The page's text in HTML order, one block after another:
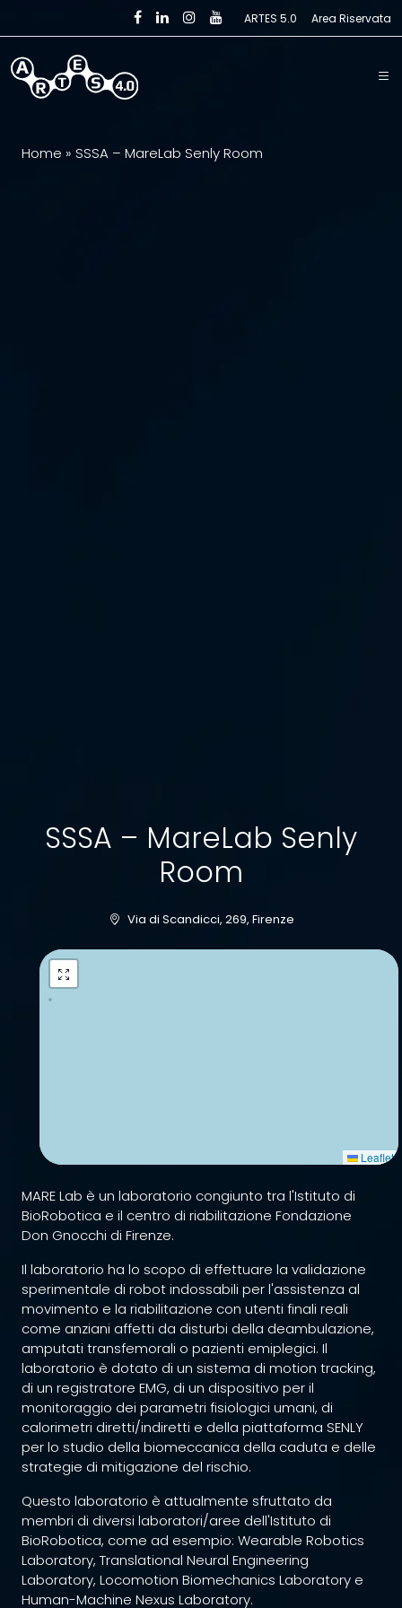
Skip to main content ARTES 5.0 Area Riservata
Home » SSSA – MareLab Senly Room
SSSA – MareLab Senly
Room
Via di Scandicci, 269, Firenze
Leaflet
MARE Lab è un laboratorio congiunto tra l'Istituto di
BioRobotica e il centro di riabilitazione Fondazione
Don Gnocchi di Firenze.
Il laboratorio ha lo scopo di effettuare la validazione
sperimentale di robot indossabili per l'assistenza al
movimento e la riabilitazione con utenti finali reali
come anziani affetti da disturbi della deambulazione,
amputati transfemorali o pazienti emiplegici. Il
laboratorio è dotato di un sistema di motion tracking,
di un registratore EMG, di un dispositivo per il
monitoraggio dei parametri fisiologici umani, di
calorimetri diretti/indiretti e della piattaforma SENLY
per lo studio della biomeccanica della caduta e delle
strategie di mitigazione del rischio.
Questo laboratorio è attualmente sfruttato da
membri di diversi laboratori/aree dell'Istituto di
BioRobotica, come ad esempio: Wearable Robotics
Laboratory, Translational Neural Engineering
Laboratory, Locomotion Biomechanics Laboratory e
Human-Machine Nexus Laboratory.